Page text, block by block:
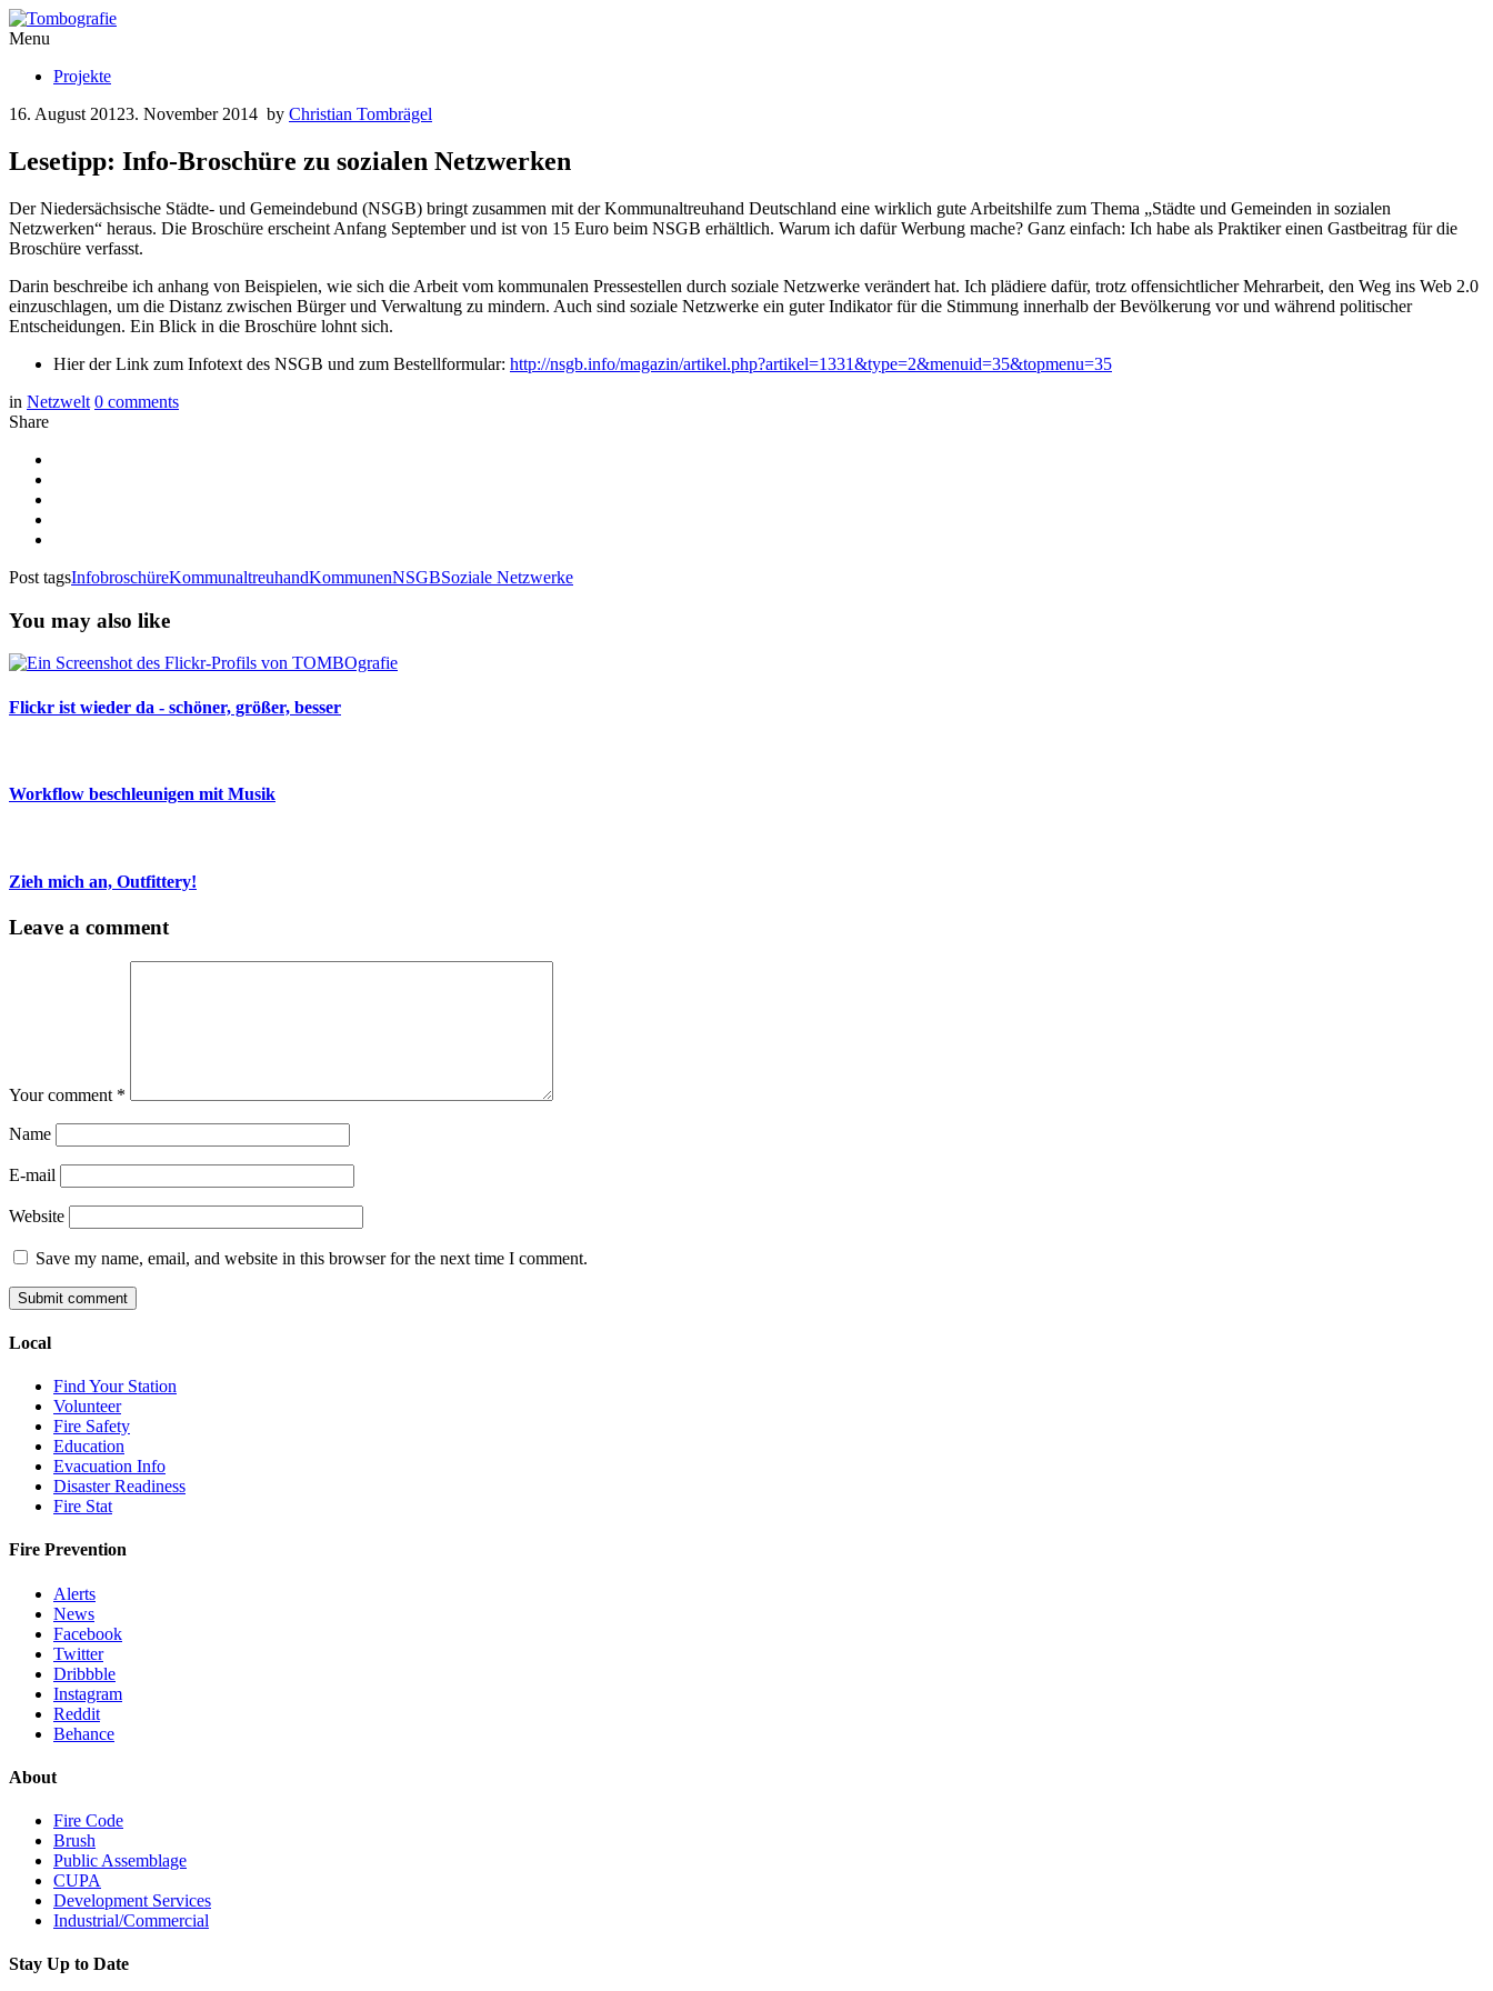
Menu
Projekte
16. August 20123. November 2014 by Christian Tombrägel
Lesetipp: Info-Broschüre zu sozialen Netzwerken
Der Niedersächsische Städte- und Gemeindebund (NSGB) bringt zusammen mit der Kommunaltreuhand Deutschland eine wirklich gute Arbeitshilfe zum Thema „Städte und Gemeinden in sozialen
Netzwerken“ heraus. Die Broschüre erscheint Anfang September und ist von 15 Euro beim NSGB erhältlich. Warum ich dafür Werbung mache? Ganz einfach: Ich habe als Praktiker einen Gastbeitrag für die
Broschüre verfasst.
Darin beschreibe ich anhang von Beispielen, wie sich die Arbeit vom kommunalen Pressestellen durch soziale Netzwerke verändert hat. Ich plädiere dafür, trotz offensichtlicher Mehrarbeit, den Weg ins Web 2.0
einzuschlagen, um die Distanz zwischen Bürger und Verwaltung zu mindern. Auch sind soziale Netzwerke ein guter Indikator für die Stimmung innerhalb der Bevölkerung vor und während politischer
Entscheidungen. Ein Blick in die Broschüre lohnt sich.
Hier der Link zum Infotext des NSGB und zum Bestellformular: http://nsgb.info/magazin/artikel.php?artikel=1331&type=2&menuid=35&topmenu=35
in Netzwelt 0 comments
Share
Post tagsInfobroschüreKommunaltreuhandKommunenNSGBSoziale Netzwerke
You may also like
Flickr ist wieder da - schöner, größer, besser
Workflow beschleunigen mit Musik
Zieh mich an, Outfittery!
Leave a comment
Your comment *
Name
E-mail
Website
Save my name, email, and website in this browser for the next time I comment.
Local
Find Your Station
Volunteer
Fire Safety
Education
Evacuation Info
Disaster Readiness
Fire Stat
Fire Prevention
Alerts
News
Facebook
Twitter
Dribbble
Instagram
Reddit
Behance
About
Fire Code
Brush
Public Assemblage
CUPA
Development Services
Industrial/Commercial
Stay Up to Date